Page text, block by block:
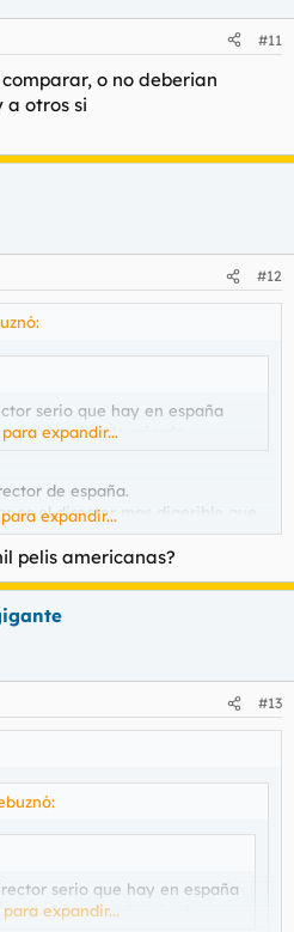
#11
o no deberian
a otros si
#12
serio que hay en españa
de historias de mierda.
expandir...
de españa.
es el director mas digerible que
son refritos de otras mil
llevan un paston en taquilla.
expandir...
pelis americanas?
#13
serio que hay en españa
y de historias de mierda.
expandir...